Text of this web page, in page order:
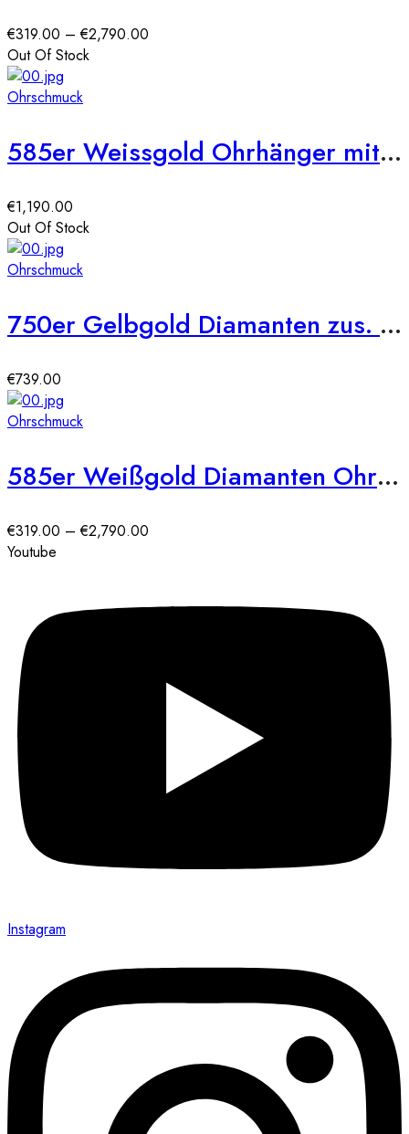
€319.00 –€2,790.00
Out Of Stock
Ohrschmuck
585er Weissgold Ohrhänger mit Diamanten ca. 0,50ct.
€1,190.00
Out Of Stock
Ohrschmuck
750er Gelbgold Diamanten zus. 0,28ct. Ohrstecker
€739.00
Ohrschmuck
585er Weißgold Diamanten Ohrstecker Zargenfassung
€319.00 –€2,790.00
Youtube
Instagram